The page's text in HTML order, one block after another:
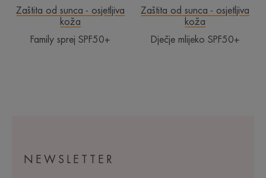
Zaštita od sunca - osjetljiva
koža
Family sprej SPF50+
Zaštita od sunca - osjetljiva
koža
Dječje mlijeko SPF50+
NEWSLETTER